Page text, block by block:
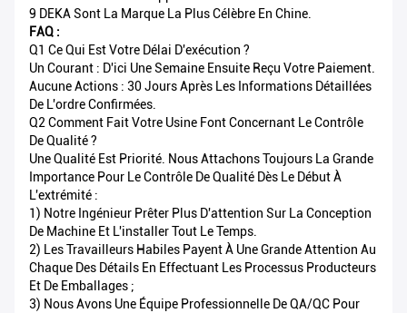
9 DEKA Sont La Marque La Plus Célèbre En Chine.
FAQ :
Q1 Ce Qui Est Votre Délai D'exécution ?
Un Courant : D'ici Une Semaine Ensuite Reçu Votre Paiement.
Aucune Actions : 30 Jours Après Les Informations Détaillées
De L'ordre Confirmées.
Q2 Comment Fait Votre Usine Font Concernant Le Contrôle
De Qualité ?
Une Qualité Est Priorité. Nous Attachons Toujours La Grande
Importance Pour Le Contrôle De Qualité Dès Le Début À
L'extrémité :
1) Notre Ingénieur Prêter Plus D'attention Sur La Conception
De Machine Et L'installer Tout Le Temps.
2) Les Travailleurs Habiles Payent À Une Grande Attention Au
Chaque Des Détails En Effectuant Les Processus Producteurs
Et De Emballages ;
3) Nous Avons Une Équipe Professionnelle De QA/QC Pour